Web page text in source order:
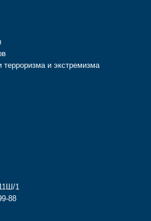
терроризма и экстремизма
1
88